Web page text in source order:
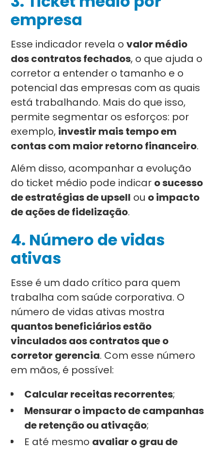
empresa
Esse indicador revela ovalor médio
dos contratos fechados, o que ajuda o
corretor a entender o tamanho e o
potencial das empresas com as quais
está trabalhando. Mais do que isso,
permite segmentar os esforços: por
exemplo, investir mais tempo em
contas com maior retorno financeiro.
Além disso, acompanhar a evolução
do ticket médio pode indicar o sucesso
de estratégias de upsell ou o impacto
de ações de fidelização.
4. Número de vidas
ativas
Esse é um dado crítico para quem
trabalha com saúde corporativa. O
número de vidas ativas mostra
quantos beneficiários estão
vinculados aos contratos que o
corretor gerencia. Com esse número
em mãos, é possível:
Calcular receitas recorrentes;
Mensurar o impacto de campanhas
de retenção ou ativação;
E até mesmo avaliar o grau de